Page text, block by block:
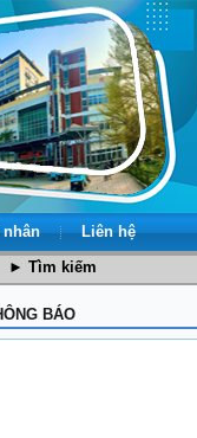
Liên hệ
SỐ 1 TỈNH LÀO CAI
kiếm
BÁO